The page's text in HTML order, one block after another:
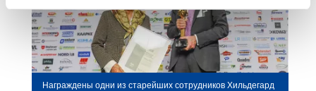
Награждены одни из старейших сотрудников Хильдегард